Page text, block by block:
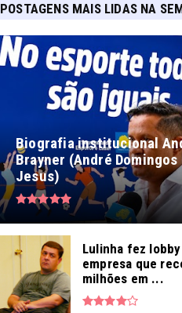
POSTAGENS MAIS LIDAS NA
Biografia institucional
Brayner (André Domingos
Jesus)
Lulinha fez
empresa que
milhões em ...